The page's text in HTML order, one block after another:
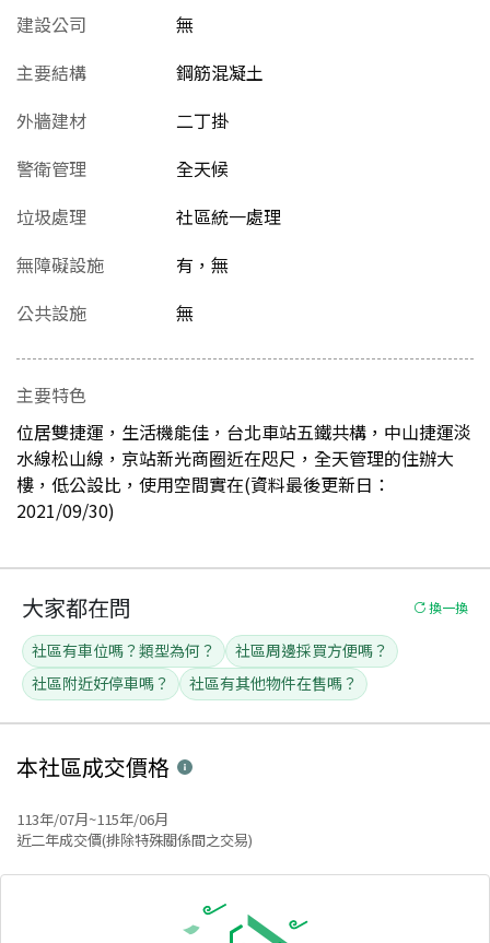
建設公司
無
主要結構
鋼筋混凝土
外牆建材
二丁掛
警衛管理
全天候
垃圾處理
社區統一處理
無障礙設施
有，無
公共設施
無
主要特色
位居雙捷運，生活機能佳，台北車站五鐵共構，中山捷運淡
水線松山線，京站新光商圈近在咫尺，全天管理的住辦大
樓，低公設比，使用空間實在(資料最後更新日：
2021/09/30)
大家都在問 換一換
社區有車位嗎？類型為何？
社區周邊採買方便嗎？
社區附近好停車嗎？
社區有其他物件在售嗎？
本社區成交價格
113年/07月~115年/06月
近二年成交價(排除特殊關係間之交易)